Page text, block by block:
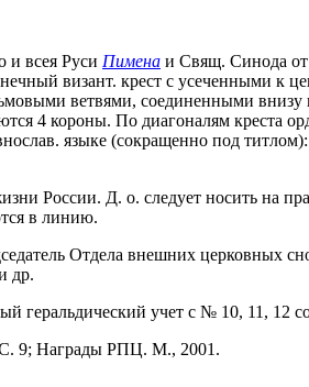
и всея Руси Пимена и Свящ. Синода от
визант. крест с усеченными к
ветвями, соединенными внизу
4 короны. По диагоналям креста
языке (сокращенно под
России. Д. о. следует носить на
в линию.
Отдела внешних церковных
др.
геральдический учет с № 10, 11, 12
9; Награды РПЦ. М., 2001.